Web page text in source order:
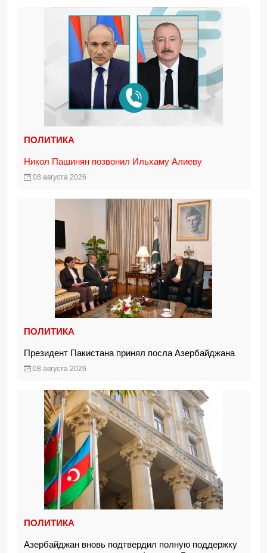
ПОЛИТИКА
Никол Пашинян позвонил Ильхаму Алиеву
08 августа 2026
ПОЛИТИКА
Президент Пакистана принял посла Азербайджана
08 августа 2026
ПОЛИТИКА
Азербайджан вновь подтвердил полную поддержку